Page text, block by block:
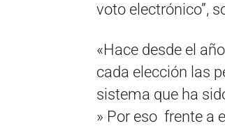
voto electrónico”,
«Hace desde el
cada elección las
sistema que ha
» Por eso frente a